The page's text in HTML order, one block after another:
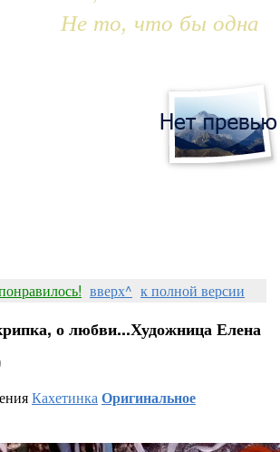
Не то, что бы одна
вверх^ к полной версии
о любви...Художница Елена
КахетинкаОригинальное